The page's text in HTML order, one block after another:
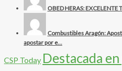
OBED HERAS: EXCELENTE
Combustibles Aragón:
apostar por e...
CSP Today Destacada